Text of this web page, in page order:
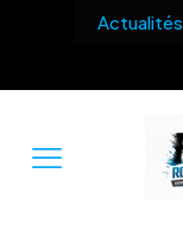
Actualités